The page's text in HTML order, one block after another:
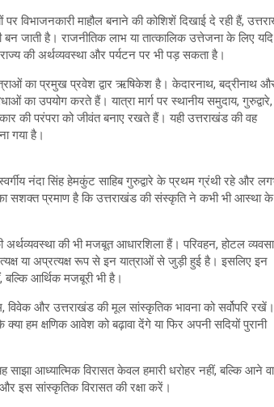
माहौल बनाने की कोशिशें दिखाई दे रही हैं,
जाती है। राजनीतिक लाभ या तात्कालिक उत्तेजना के लिए
की अर्थव्यवस्था और पर्यटन पर भी पड़ सकता है।
का प्रमुख प्रवेश द्वार ऋषिकेश है। केदारनाथ, बद्रीनाथ
का उपयोग करते हैं। यात्रा मार्ग पर स्थानीय समुदाय, गुरुद्वारे,
की परंपरा को जीवंत बनाए रखते हैं। यही उत्तराखंड की वह
गया है।
नंदा सिंह हेमकुंट साहिब गुरुद्वारे के प्रथम ग्रंथी रहे और
सशक्त प्रमाण है कि उत्तराखंड की संस्कृति ने कभी भी आस्था के
की भी मजबूत आधारशिला हैं। परिवहन, होटल
या अप्रत्यक्ष रूप से इन यात्राओं से जुड़ी हुई है। इसलिए इन
बल्कि आर्थिक मजबूरी भी है।
और उत्तराखंड की मूल सांस्कृतिक भावना को सर्वोपरि रखें।
हम क्षणिक आवेश को बढ़ावा देंगे या फिर अपनी सदियों पुरानी
आध्यात्मिक विरासत केवल हमारी धरोहर नहीं, बल्कि आने
इस सांस्कृतिक विरासत की रक्षा करें।